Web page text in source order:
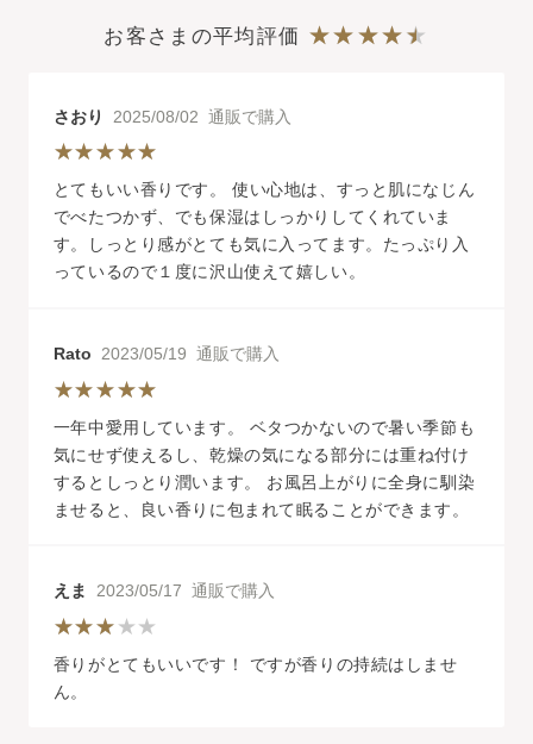
お客さまの平均評価
さおり 2025/08/02 通販で購入
とてもいい香りです。 使い心地は、すっと肌になじん
でべたつかず、でも保湿はしっかりしてくれていま
す。しっとり感がとても気に入ってます。たっぷり入
っているので１度に沢山使えて嬉しい。
Rato 2023/05/19 通販で購入
一年中愛用しています。 ベタつかないので暑い季節も
気にせず使えるし、乾燥の気になる部分には重ね付け
するとしっとり潤います。 お風呂上がりに全身に馴染
ませると、良い香りに包まれて眠ることができます。
えま 2023/05/17 通販で購入
香りがとてもいいです！ ですが香りの持続はしませ
ん。